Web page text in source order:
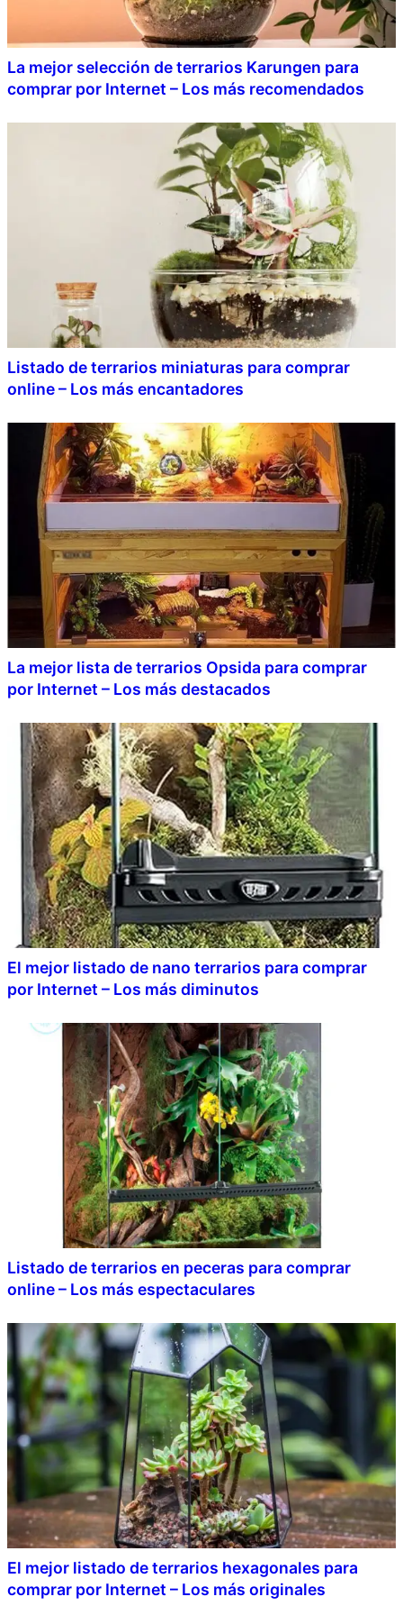
La mejor selección de terrarios Karungen para
comprar por Internet – Los más recomendados
Listado de terrarios miniaturas para comprar
online – Los más encantadores
La mejor lista de terrarios Opsida para comprar
por Internet – Los más destacados
El mejor listado de nano terrarios para comprar
por Internet – Los más diminutos
Listado de terrarios en peceras para comprar
online – Los más espectaculares
El mejor listado de terrarios hexagonales para
comprar por Internet – Los más originales